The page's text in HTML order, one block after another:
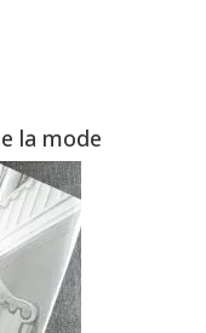
la mode